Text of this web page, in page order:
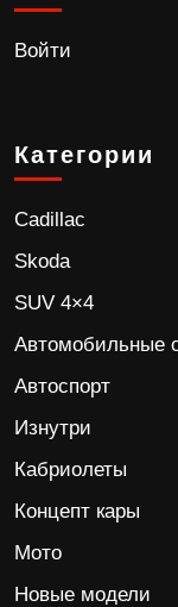
Войти
Категории
Cadillac
Skoda
SUV 4×4
Автомобильные
Автоспорт
Изнутри
Кабриолеты
Концепт кары
Мото
Новые модели